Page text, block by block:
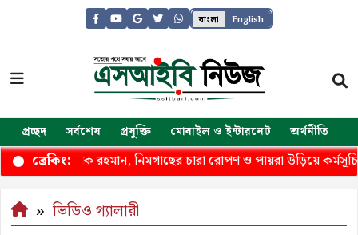
বাংলা English
প্রচ্ছদ সর্বশেষ প্রযুক্তি মোবাইল ও ইন্টারনেট অর্থনীতি
ব্রেকিং:তারেক রহমান, নিমগাছের চারা রোপণ ও পায়রা উড়িয়ে
ভিডিও গ্যালারী